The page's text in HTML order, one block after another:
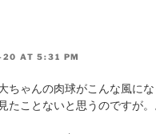
AT 5:31 PM
ちゃんの肉球がこんな風にな
たことないと思うのですが。